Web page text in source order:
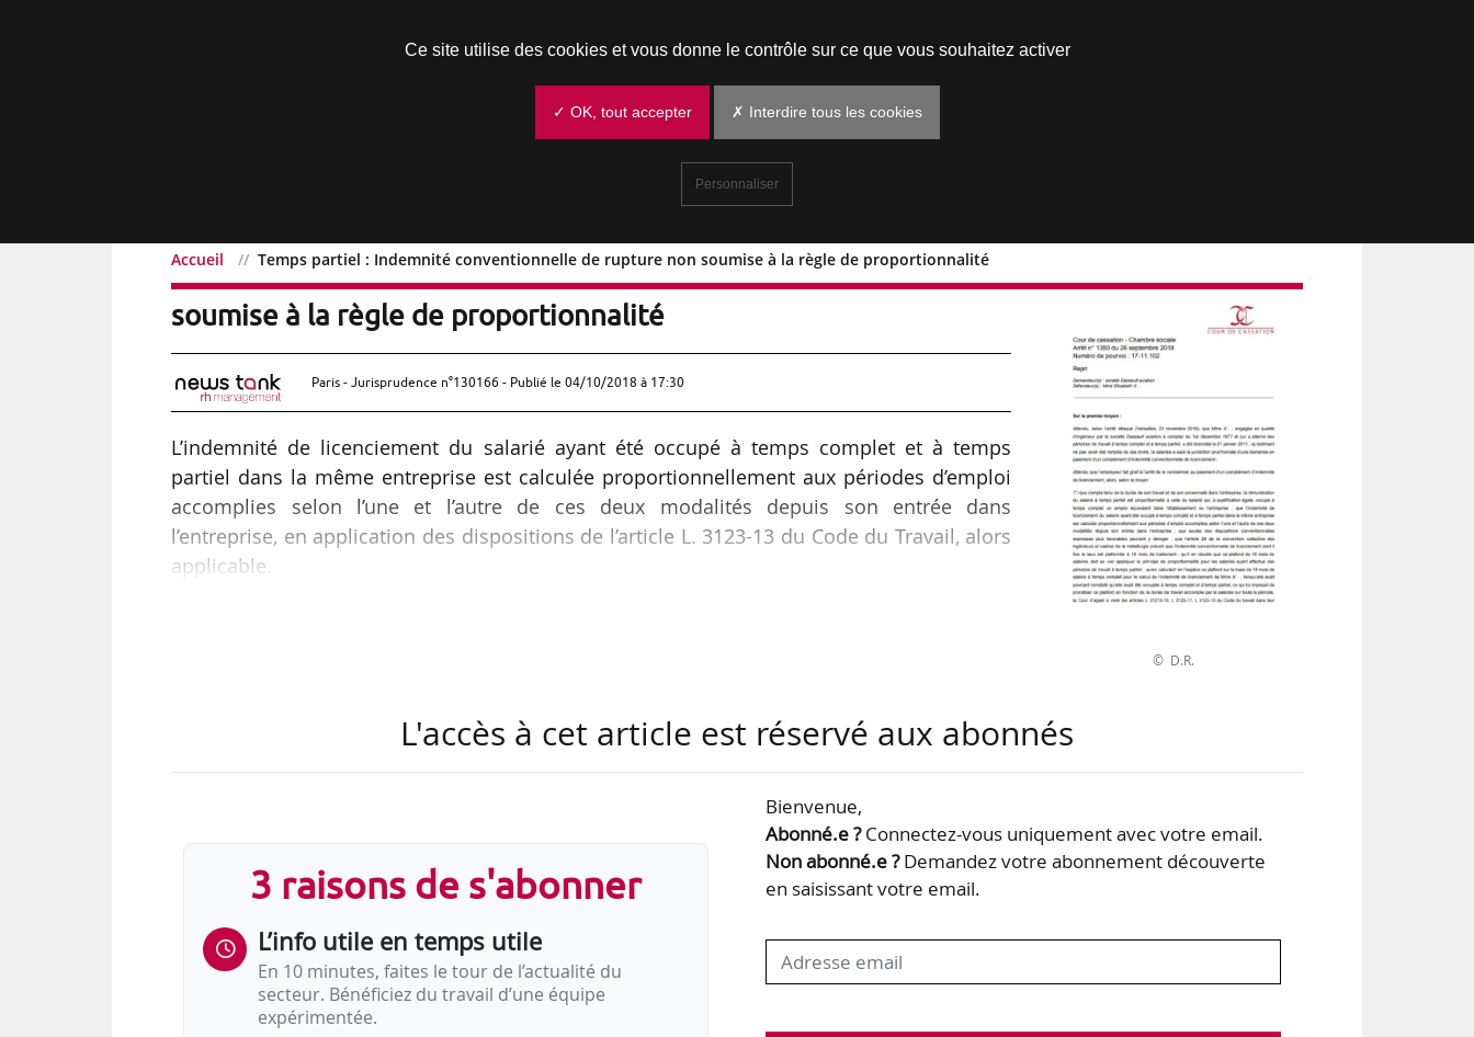
Accueil Temps partiel : Indemnité conventionnelle de rupture non soumise à la règle de proportionnalité
Temps partiel : Indemnité conventionnelle de rupture non
soumise à la règle de proportionnalité
Paris - Jurisprudence n°130166 - Publié le 04/10/2018 à 17:30
L’indemnité de licenciement du salarié ayant été occupé à temps complet et à temps
partiel dans la même entreprise est calculée proportionnellement aux périodes d’emploi
accomplies selon l’une et l’autre de ces deux modalités depuis son entrée dans
l’entreprise, en application des dispositions de l’article L. 3123-13 du Code du Travail, alors
applicable.
conventionnellement, lequel a un caractère forfaitaire, décide, dans un arrêt du
26/09/2018, la Cour de cassation.
• En l’espèce, une salariée est engagée en qualité d’ingénieur par une société d’aviation…
© D.R.
L'accès à cet article est réservé aux abonnés
3 raisons de s'abonner
L’info utile en temps utile
En 10 minutes, faites le tour de l’actualité du
secteur. Bénéficiez du travail d’une équipe
expérimentée.
Bienvenue,
Abonné.e ?Connectez-vous uniquement avec votre email.
Non abonné.e ?Demandez votre abonnement découverte
en saisissant votre email.
Ce site utilise des cookies et vous donne le contrôle sur ce que vous souhaitez activer
✓ OK, tout accepter ✗ Interdire tous les cookies
Personnaliser